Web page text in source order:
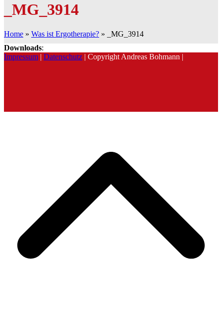
_MG_3914
Home » Was ist Ergotherapie? »
_MG_3914
Downloads:
Impressum | Datenschutz | Copyright Andreas Bohmann |